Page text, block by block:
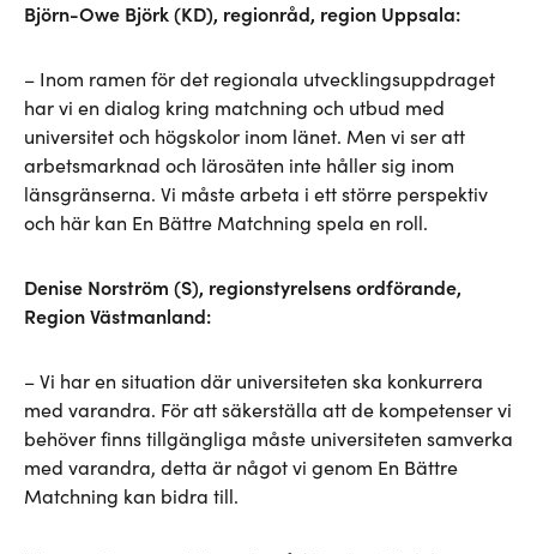
Björn-Owe Björk (KD), regionråd, region Uppsala:
– Inom ramen för det regionala utvecklingsuppdraget
har vi en dialog kring matchning och utbud med
universitet och högskolor inom länet. Men vi ser att
arbetsmarknad och lärosäten inte håller sig inom
länsgränserna. Vi måste arbeta i ett större perspektiv
och här kan En Bättre Matchning spela en roll.
Denise Norström (S), regionstyrelsens ordförande,
Region Västmanland:
– Vi har en situation där universiteten ska konkurrera
med varandra. För att säkerställa att de kompetenser vi
behöver finns tillgängliga måste universiteten samverka
med varandra, detta är något vi genom En Bättre
Matchning kan bidra till.